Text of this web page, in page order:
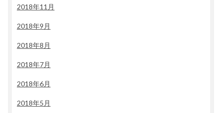
2018年11月
2018年9月
2018年8月
2018年7月
2018年6月
2018年5月